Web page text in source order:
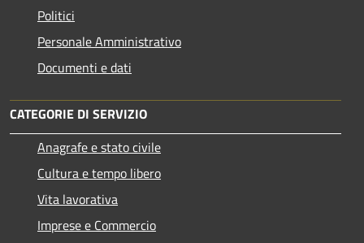
Politici
Personale Amministrativo
Documenti e dati
CATEGORIE DI SERVIZIO
Anagrafe e stato civile
Cultura e tempo libero
Vita lavorativa
Imprese e Commercio